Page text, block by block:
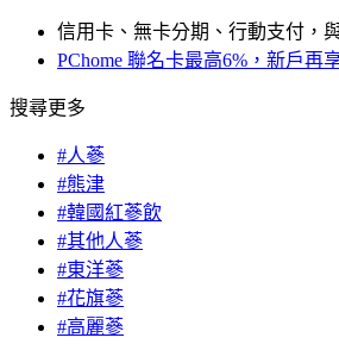
信用卡、無卡分期、行動支付，
PChome 聯名卡最高6%，新戶再
搜尋更多
#人蔘
#熊津
#韓國紅蔘飲
#其他人蔘
#東洋蔘
#花旗蔘
#高麗蔘